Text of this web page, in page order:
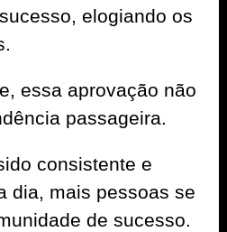
elogiando os
essa aprovação não
passageira.
consistente e
dia, mais pessoas se
de sucesso.